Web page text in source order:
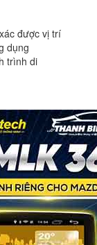
được vị trí
dụng
trình di